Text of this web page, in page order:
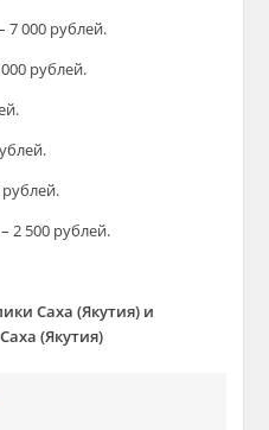
7 000 рублей.
рублей.
рублей.
2 500 рублей.
Саха (Якутия) и
(Якутия)